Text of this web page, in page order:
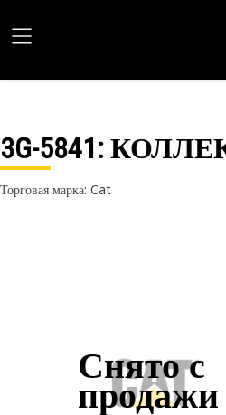
3G-5841:
Торговая марка: Cat
Снято с
продажи